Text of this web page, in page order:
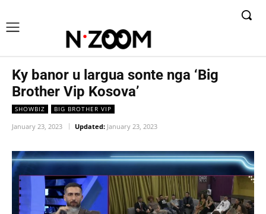
Ky banor u largua sonte nga ‘Big
Brother Vip Kosova’
SHOWBIZ BIG BROTHER VIP
January 23, 2023 Updated: January 23, 2023